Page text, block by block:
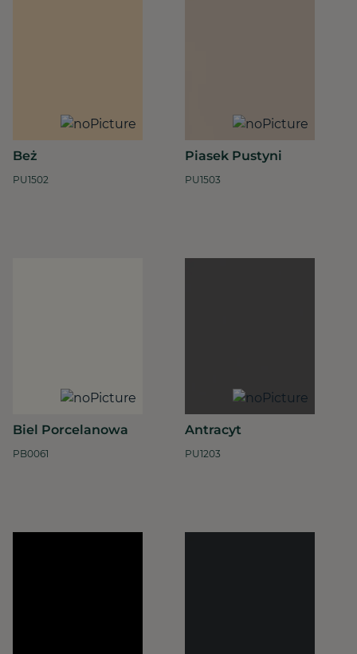
Beż
PU1502
Piasek Pustyni
PU1503
Biel Porcelanowa
PB0061
Antracyt
PU1203